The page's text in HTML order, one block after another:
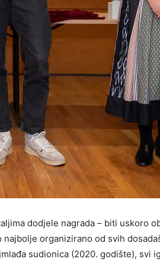
dodjele nagrada – biti uskoro
organizirano od svih
sudionica (2020. godište), svi